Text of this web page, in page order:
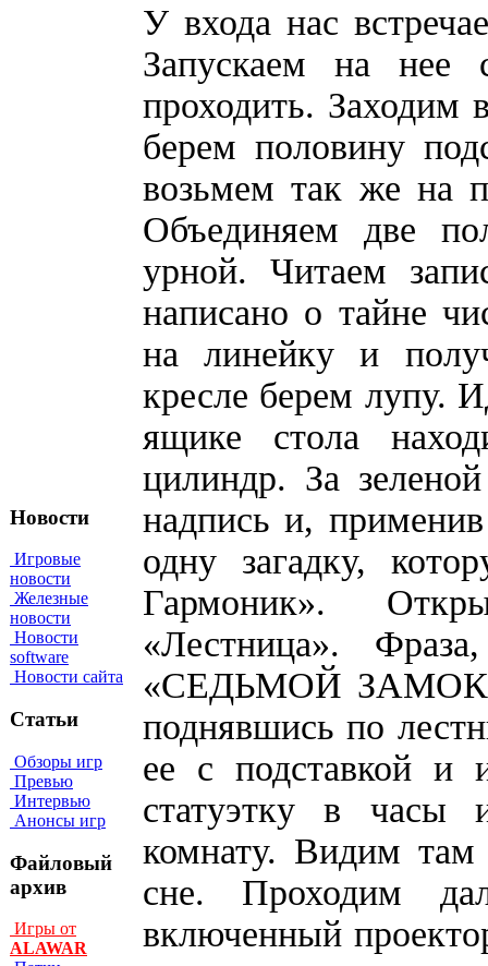
Новости
Игровые
новости
Железные
новости
Новости
software
Новости сайта
Статьи
Обзоры игр
Превью
Интервью
Анонсы игр
Файловый
архив
Игры от
ALAWAR
У входа нас
Запускаем на нее
проходить. Заходим
берем половину
возьмем так же на
Объединяем две
урной. Читаем
написано о тайне
на линейку и
кресле берем лупу.
ящике стола
цилиндр. За
надпись и,
одну загадку,
Гармоник».
«Лестница».
«СЕДЬМОЙ ЗАМОК».
поднявшись по
ее с подставкой и
статуэтку в
комнату. Видим там
сне. Проходим
включенный